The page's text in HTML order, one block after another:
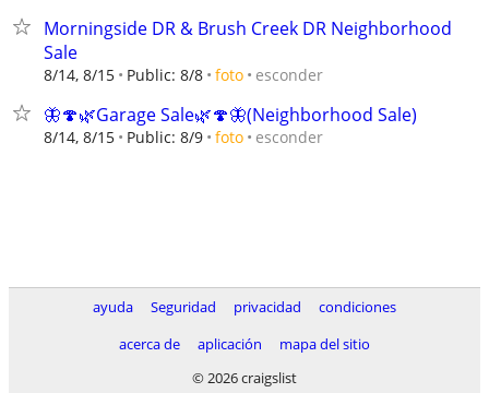
Morningside DR & Brush Creek DR Neighborhood
Sale
8/14, 8/15 Public: 8/8 foto esconder
🦋🍄🌿Garage Sale🌿🍄🦋(Neighborhood Sale)
8/14, 8/15 Public: 8/9 foto esconder
ayuda Seguridad privacidad
condiciones
acerca de
aplicación
mapa del sitio
© 2026 craigslist